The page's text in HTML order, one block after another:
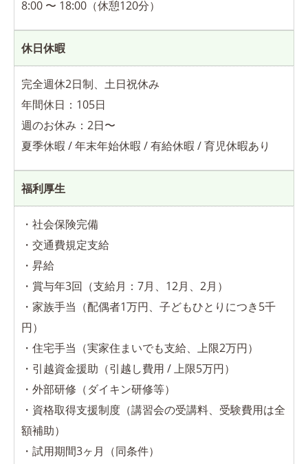
8:00 〜 18:00（休憩120分）
休日休暇
完全週休2日制、土日祝休み
年間休日：105日
週のお休み：2日〜
夏季休暇 / 年末年始休暇 / 有給休暇 / 育児休暇あり
福利厚生
・社会保険完備
・交通費規定支給
・昇給
・賞与年3回（支給月：7月、12月、2月）
・家族手当（配偶者1万円、子どもひとりにつき5千
円）
・住宅手当（実家住まいでも支給、上限2万円）
・引越資金援助（引越し費用 / 上限5万円）
・外部研修（ダイキン研修等）
・資格取得支援制度（講習会の受講料、受験費用は全
額補助）
・試用期間3ヶ月（同条件）